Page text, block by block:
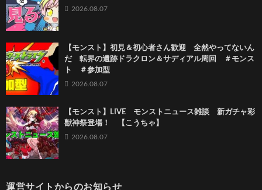
2026.08.07
【モンスト】初見＆初心者さん歓迎 全然やってないん
だ 転界の遺跡ドラクロン＆サディアル周回 ＃モンス
ト ＃参加型
2026.08.07
【モンスト】LIVE モンストニュース雑談 新ガチャ彩
獣神祭登場！ 【こうちゃ】
2026.08.07
運営サイトからのお知らせ